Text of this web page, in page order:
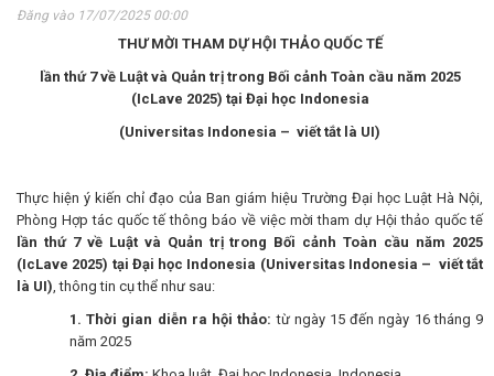
Đăng vào 17/07/2025 00:00
THƯ MỜI THAM DỰ HỘI THẢO QUỐC TẾ
lần thứ 7 về Luật và Quản trị trong Bối cảnh Toàn cầu năm 2025
(IcLave 2025) tại Đại học Indonesia
(Universitas Indonesia – viết tắt là UI)
Thực hiện ý kiến chỉ đạo của Ban giám hiệu Trường Đại học Luật Hà Nội,
Phòng Hợp tác quốc tế thông báo về việc mời tham dự Hội thảo quốc tế
lần thứ 7 về Luật và Quản trị trong Bối cảnh Toàn cầu năm 2025
(IcLave 2025) tại Đại học Indonesia (Universitas Indonesia – viết tắt
là UI), thông tin cụ thể như sau:
1. Thời gian diễn ra hội thảo:từ ngày 15 đến ngày 16 tháng 9
năm 2025